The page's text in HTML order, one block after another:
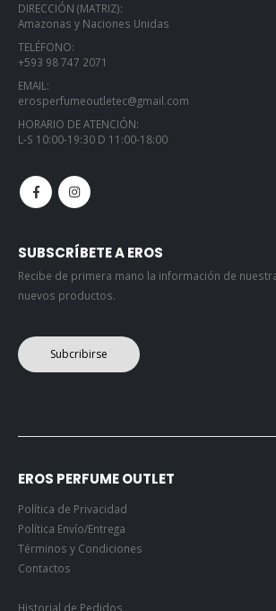
DIRECCIÓN (MATRIZ):
Amazonas y Naciones Unidas
TELÉFONO:
+593 98 747 2071
EMAIL:
erosperfumeoutletec@gmail.com
HORARIO DE ATENCIÓN:
L-S 10:00-19:30 D 11:00-18:00
SUBSCRÍBETE A EROS
Recibe de primera mano la información de
nuevos productos.
Subcribirse
EROS PERFUME OUTLET
Política de Privacidad
Política Envío/Entrega
Términos y Condiciones
Contactos
Historial de Pedidos